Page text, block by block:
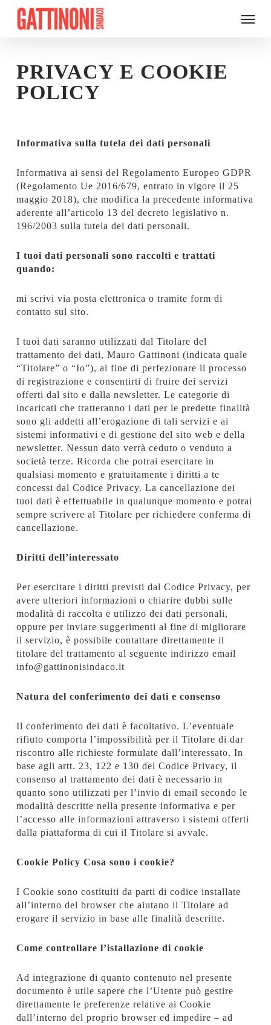
Skip
main
Menu
PRIVACY E COOKIE
POLICY
Informativa sulla tutela dei dati personali
Informativa ai sensi del Regolamento Europeo GDPR
(Regolamento Ue 2016/679, entrato in vigore il 25
maggio 2018), che modifica la precedente informativa
aderente all’articolo 13 del decreto legislativo n.
196/2003 sulla tutela dei dati personali.
I tuoi dati personali sono raccolti e trattati
quando:
mi scrivi via posta elettronica o tramite form di
contatto sul sito.
I tuoi dati saranno utilizzati dal Titolare del
trattamento dei dati, Mauro Gattinoni (indicata quale
“Titolare” o “Io”), al fine di perfezionare il processo
di registrazione e consentirti di fruire dei servizi
offerti dal sito e dalla newsletter. Le categorie di
incaricati che tratteranno i dati per le predette finalità
sono gli addetti all’erogazione di tali servizi e ai
sistemi informativi e di gestione del sito web e della
newsletter. Nessun dato verrà ceduto o venduto a
società terze. Ricorda che potrai esercitare in
qualsiasi momento e gratuitamente i diritti a te
concessi dal Codice Privacy. La cancellazione dei
tuoi dati è effettuabile in qualunque momento e potrai
sempre scrivere al Titolare per richiedere conferma di
cancellazione.
Diritti dell’interessato
Per esercitare i diritti previsti dal Codice Privacy, per
avere ulteriori informazioni o chiarire dubbi sulle
modalità di raccolta e utilizzo dei dati personali,
oppure per inviare suggerimenti al fine di migliorare
il servizio, è possibile contattare direttamente il
titolare del trattamento al seguente indirizzo email
info@gattinonisindaco.it
Natura del conferimento dei dati e consenso
Il conferimento dei dati è facoltativo. L’eventuale
rifiuto comporta l’impossibilità per il Titolare di dar
riscontro alle richieste formulate dall’interessato. In
base agli artt. 23, 122 e 130 del Codice Privacy, il
consenso al trattamento dei dati è necessario in
quanto sono utilizzati per l’invio di email secondo le
modalità descritte nella presente informativa e per
l’accesso alle informazioni attraverso i sistemi offerti
dalla piattaforma di cui il Titolare si avvale.
Cookie Policy Cosa sono i cookie?
I Cookie sono costituiti da parti di codice installate
all’interno del browser che aiutano il Titolare ad
erogare il servizio in base alle finalità descritte.
Come controllare l’istallazione di cookie
Ad integrazione di quanto contenuto nel presente
documento è utile sapere che l’Utente può gestire
direttamente le preferenze relative ai Cookie
dall’interno del proprio browser ed impedire – ad